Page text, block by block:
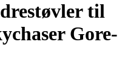
til
Gore-